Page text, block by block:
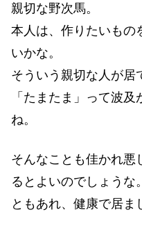
親切な野次馬。
本人は、作りたいもの
いかな。
そういう親切な人が居
「たまたま」って波
ね。
そんなことも佳かれ悪
るとよいのでしょうな。
ともあれ、健康で居ま